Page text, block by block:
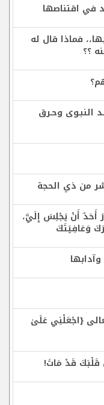
في اقتناصها
فماذا قال له
؟؟
النبـوى وحـرق
من ذي الحجة
أَحَدٌ أَنْ يَجْلِسَ إِلَيَّ،
وَعَافِيَتَكَ
{اجْعَلْنِي عَلَىٰ
قَلْبَكَ قَدْ مَاتَ!